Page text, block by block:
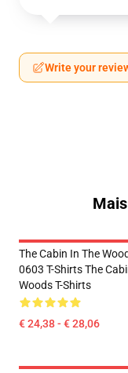
Write your
The Cabin In The
0603 T-Shirts The
Woods T-Shirts
€ 24,38 - € 28,06